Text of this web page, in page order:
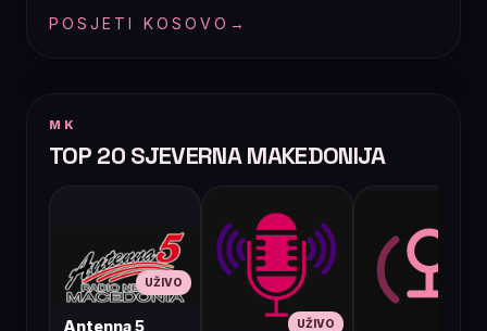
POSJETI KOSOVO →
MK
TOP 20 SJEVERNA MAKEDONIJA
UŽIVO
Antenna 5 UŽIVO